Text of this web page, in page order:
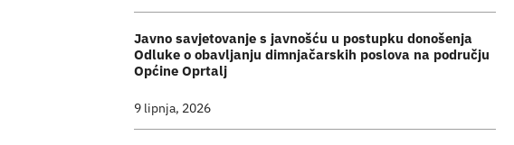
Javno savjetovanje s javnošću u postupku donošenja
Odluke o obavljanju dimnjačarskih poslova na području
Općine Oprtalj
9 lipnja, 2026